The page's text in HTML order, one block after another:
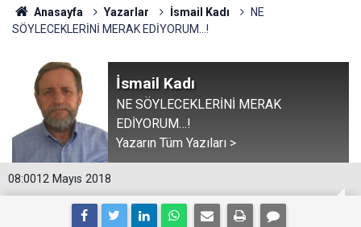
Anasayfa Yazarlar İsmail Kadı
NE
SÖYLECEKLERİNİ MERAK EDİYORUM…!
İsmail Kadı
NE SÖYLECEKLERİNİ MERAK
EDİYORUM…!
Yazarın Tüm Yazıları >
08:0012 Mayıs 2018